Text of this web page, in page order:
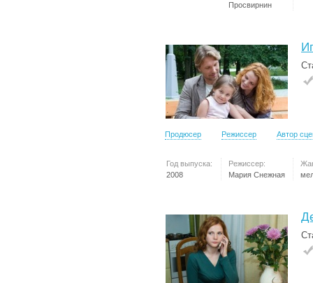
Просвирнин
Продюсер Режиссер Автор
Год выпуска:
2008
Режиссер:
Мария Снежная